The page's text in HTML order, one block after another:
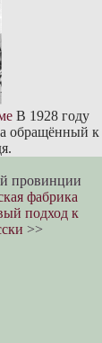
В 1928 году
обращённый к
провинции
фабрика
подход к
>>